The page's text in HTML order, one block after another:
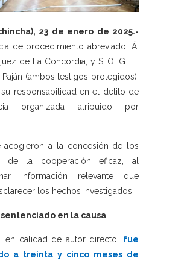
23 de enero de 2025.-
de procedimiento abreviado, Á.
de La Concordia, y S. O. G. T.,
(ambos testigos protegidos),
responsabilidad en el delito de
organizada atribuido por
acogieron a la concesión de los
de la cooperación eficaz, al
información relevante que
los hechos investigados.
en la causa
en calidad de autor directo, fue
a treinta y cinco meses de